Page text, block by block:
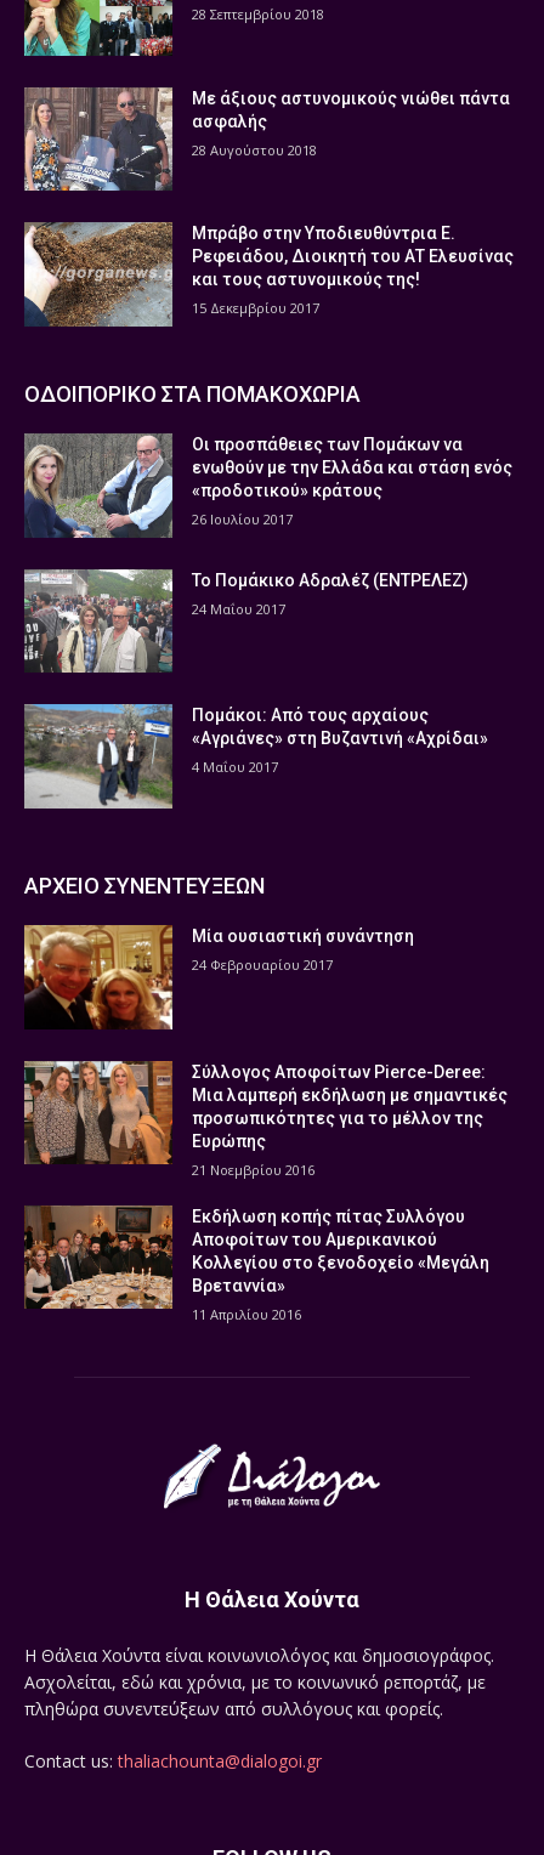
28 Σεπτεμβρίου 2018
Με άξιους αστυνομικούς νιώθει πάντα
ασφαλής
28 Αυγούστου 2018
Μπράβο στην Υποδιευθύντρια Ε.
Ρεφειάδου, Διοικητή του ΑΤ Ελευσίνας
και τους αστυνομικούς της!
15 Δεκεμβρίου 2017
ΟΔΟΙΠΟΡΙΚΟ ΣΤΑ ΠΟΜΑΚΟΧΩΡΙΑ
Οι προσπάθειες των Πομάκων να
ενωθούν με την Ελλάδα και στάση ενός
«προδοτικού» κράτους
26 Ιουλίου 2017
Το Πομάκικο Αδραλέζ (ΕΝΤΡΕΛΕΖ)
24 Μαΐου 2017
Πομάκοι: Από τους αρχαίους
«Αγριάνες» στη Βυζαντινή «Αχρίδαι»
4 Μαΐου 2017
ΑΡΧΕΙΟ ΣΥΝΕΝΤΕΥΞΕΩΝ
Μία ουσιαστική συνάντηση
24 Φεβρουαρίου 2017
Σύλλογος Αποφοίτων Pierce-Deree:
Μια λαμπερή εκδήλωση με σημαντικές
προσωπικότητες για το μέλλον της
Ευρώπης
21 Νοεμβρίου 2016
Εκδήλωση κοπής πίτας Συλλόγου
Αποφοίτων του Αμερικανικού
Κολλεγίου στο ξενοδοχείο «Μεγάλη
Βρεταννία»
11 Απριλίου 2016
Η Θάλεια Χούντα
Η Θάλεια Χούντα είναι κοινωνιολόγος και δημοσιογράφος.
Ασχολείται, εδώ και χρόνια, με το κοινωνικό ρεπορτάζ, με
πληθώρα συνεντεύξεων από συλλόγους και φορείς.
Contact us:thaliachounta@dialogoi.gr